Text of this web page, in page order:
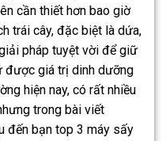
cần thiết hơn bao giờ
trái cây, đặc biệt là dứa,
pháp tuyệt vời để giữ
được giá trị dinh dưỡng
hiện nay, có rất nhiều
trong bài viết
đến bạn top 3 máy sấy